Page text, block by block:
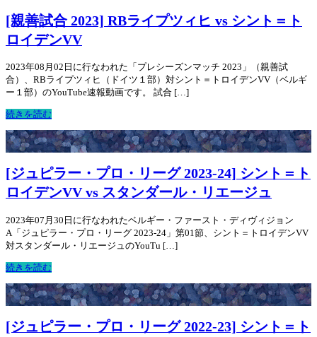
[親善試合 2023] RBライプツィヒ vs シント＝ト
ロイデンVV
2023年08月02日に行なわれた「プレシーズンマッチ 2023」（親善試
合）、RBライプツィヒ（ドイツ１部）対シント＝トロイデンVV（ベルギ
ー１部）のYouTube速報動画です。 試合 […]
続きを読む
[ジュピラー・プロ・リーグ 2023-24] シント＝ト
ロイデンVV vs スタンダール・リエージュ
2023年07月30日に行なわれたベルギー・ファースト・ディヴィジョン
A「ジュピラー・プロ・リーグ 2023-24」第01節、シント＝トロイデンVV
対スタンダール・リエージュのYouTu […]
続きを読む
[ジュピラー・プロ・リーグ 2022-23] シント＝ト